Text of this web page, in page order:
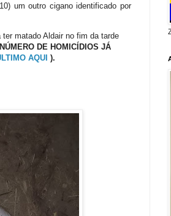
um outro cigano identificado por
matado Aldair no fim da tarde
DE HOMICÍDIOS JÁ
AQUI ).